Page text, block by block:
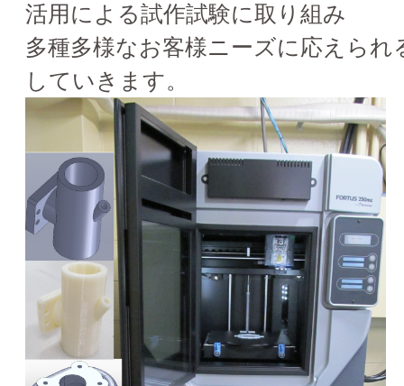
活用による試作試験に取り組み
多種多様なお客様ニーズに応えられ
していきます。